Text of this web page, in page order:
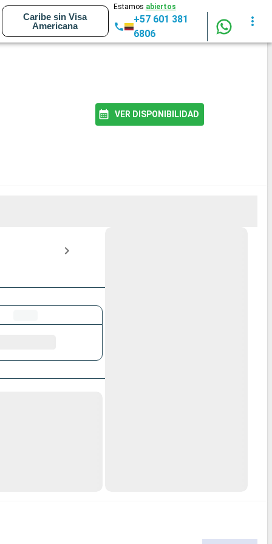
Caribe sin Visa
Americana
Estamos abiertos
+57 601 381
6806
VER DISPONIBILIDAD